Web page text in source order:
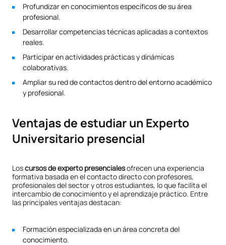
Profundizar en conocimientos específicos de su área
profesional.
Desarrollar competencias técnicas aplicadas a contextos
reales.
Participar en actividades prácticas y dinámicas
colaborativas.
Ampliar su red de contactos dentro del entorno académico
y profesional.
Ventajas de estudiar un Experto
Universitario presencial
Loscursos de experto presencialesofrecen una experiencia
formativa basada en el contacto directo con profesores,
profesionales del sector y otros estudiantes, lo que facilita el
intercambio de conocimiento y el aprendizaje práctico. Entre
las principales ventajas destacan:
Formación especializada en un área concreta del
conocimiento.